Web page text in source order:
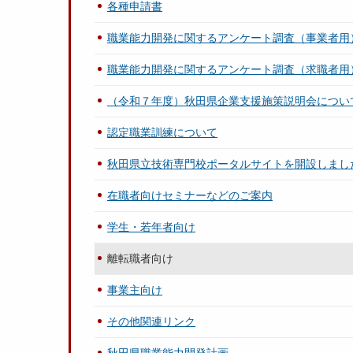
各種申請書
職業能力開発に関するアンケート調査（事業者用
職業能力開発に関するアンケート調査（求職者用
（令和７年度）秋田県企業支援施策説明会につい
認定職業訓練について
秋田県立技術専門校ポータルサイトを開設しまし
在職者向けセミナーなどのご案内
学生・若年者向け
離転職者向け
事業主向け
その他関連リンク